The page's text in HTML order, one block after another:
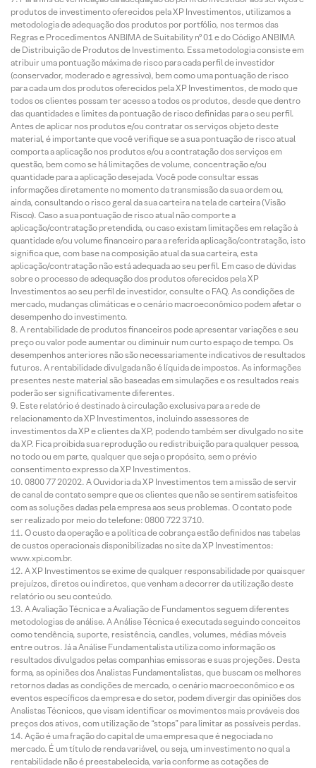
produtos de investimento oferecidos pela XP Investimentos, utilizamos a
metodologia de adequação dos produtos por portfólio, nos termos das
Regras e Procedimentos ANBIMA de Suitability nº 01 e do Código ANBIMA
de Distribuição de Produtos de Investimento. Essa metodologia consiste em
atribuir uma pontuação máxima de risco para cada perfil de investidor
(conservador, moderado e agressivo), bem como uma pontuação de risco
para cada um dos produtos oferecidos pela XP Investimentos, de modo que
todos os clientes possam ter acesso a todos os produtos, desde que dentro
das quantidades e limites da pontuação de risco definidas para o seu perfil.
Antes de aplicar nos produtos e/ou contratar os serviços objeto deste
material, é importante que você verifique se a sua pontuação de risco atual
comporta a aplicação nos produtos e/ou a contratação dos serviços em
questão, bem como se há limitações de volume, concentração e/ou
quantidade para a aplicação desejada. Você pode consultar essas
informações diretamente no momento da transmissão da sua ordem ou,
ainda, consultando o risco geral da sua carteira na tela de carteira (Visão
Risco). Caso a sua pontuação de risco atual não comporte a
aplicação/contratação pretendida, ou caso existam limitações em relação à
quantidade e/ou volume financeiro para a referida aplicação/contratação, isto
significa que, com base na composição atual da sua carteira, esta
aplicação/contratação não está adequada ao seu perfil. Em caso de dúvidas
sobre o processo de adequação dos produtos oferecidos pela XP
Investimentos ao seu perfil de investidor, consulte o FAQ. As condições de
mercado, mudanças climáticas e o cenário macroeconômico podem afetar o
desempenho do investimento.
A rentabilidade de produtos financeiros pode apresentar variações e seu
preço ou valor pode aumentar ou diminuir num curto espaço de tempo. Os
desempenhos anteriores não são necessariamente indicativos de resultados
futuros. A rentabilidade divulgada não é líquida de impostos. As informações
presentes neste material são baseadas em simulações e os resultados reais
poderão ser significativamente diferentes.
Este relatório é destinado à circulação exclusiva para a rede de
relacionamento da XP Investimentos, incluindo assessores de
investimentos da XP e clientes da XP, podendo também ser divulgado no site
da XP. Fica proibida sua reprodução ou redistribuição para qualquer pessoa,
no todo ou em parte, qualquer que seja o propósito, sem o prévio
consentimento expresso da XP Investimentos.
0800 77 20202. A Ouvidoria da XP Investimentos tem a missão de servir
de canal de contato sempre que os clientes que não se sentirem satisfeitos
com as soluções dadas pela empresa aos seus problemas. O contato pode
ser realizado por meio do telefone: 0800 722 3710.
O custo da operação e a política de cobrança estão definidos nas tabelas
de custos operacionais disponibilizadas no site da XP Investimentos:
www.xpi.com.br.
A XP Investimentos se exime de qualquer responsabilidade por quaisquer
prejuízos, diretos ou indiretos, que venham a decorrer da utilização deste
relatório ou seu conteúdo.
A Avaliação Técnica e a Avaliação de Fundamentos seguem diferentes
metodologias de análise. A Análise Técnica é executada seguindo conceitos
como tendência, suporte, resistência, candles, volumes, médias móveis
entre outros. Já a Análise Fundamentalista utiliza como informação os
resultados divulgados pelas companhias emissoras e suas projeções. Desta
forma, as opiniões dos Analistas Fundamentalistas, que buscam os melhores
retornos dadas as condições de mercado, o cenário macroeconômico e os
eventos específicos da empresa e do setor, podem divergir das opiniões dos
Analistas Técnicos, que visam identificar os movimentos mais prováveis dos
preços dos ativos, com utilização de “stops” para limitar as possíveis perdas.
Ação é uma fração do capital de uma empresa que é negociada no
mercado. É um título de renda variável, ou seja, um investimento no qual a
rentabilidade não é preestabelecida, varia conforme as cotações de